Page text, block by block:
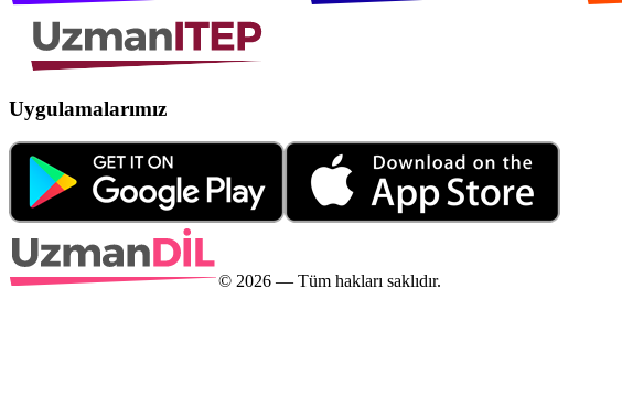
Uygulamalarımız
© 2026 — Tüm hakları saklıdır.